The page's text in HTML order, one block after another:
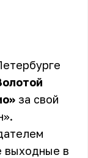
за свой
выходные в